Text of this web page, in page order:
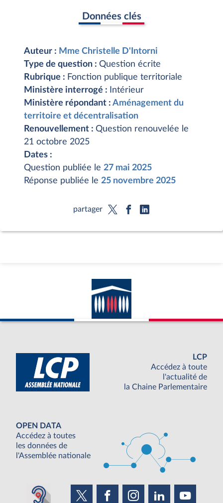
Données clés
Auteur : Mme Christelle D'Intorni
Type de question : Question écrite
Rubrique : Fonction publique territoriale
Ministère interrogé :
Intérieur
Ministère répondant : Aménagement du
territoire et décentralisation
Renouvellement : Question renouvelée le
21 octobre 2025
Dates :
Question publiée le 27 mai 2025
Réponse publiée le 25 novembre 2025
partager
LCP
Accédez à toute
l'actualité de
la Chaine Parlementaire
OPEN DATA
Accédez à toutes
les données de
l'Assemblée nationale